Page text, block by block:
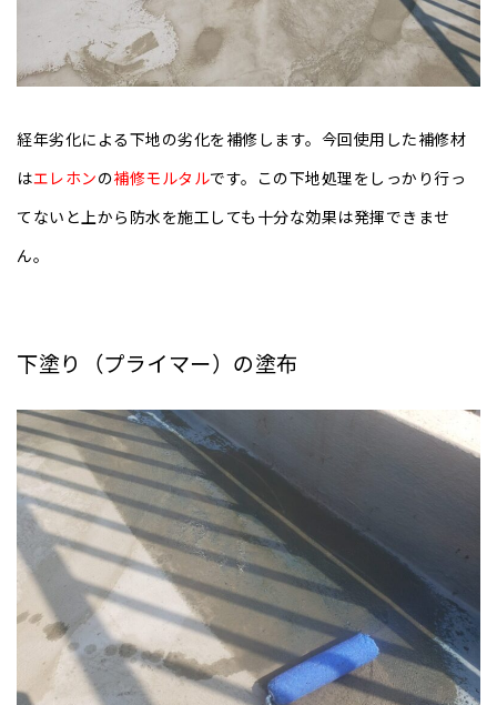
経年劣化による下地の劣化を補修します。今回使用した補修材
はエレホンの補修モルタルです。この下地処理をしっかり行っ
てないと上から防水を施工しても十分な効果は発揮できませ
ん。
下塗り（プライマー）の塗布